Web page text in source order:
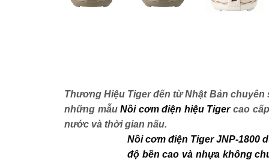
Thương Hiệu Tiger đến từ Nhật Bản
những mẫuNồi cơm điện hiệu Tigercao
nước và thời gian nấu.
Nồi cơm điện Tiger JNP-1800
độ bền cao và nhựa không